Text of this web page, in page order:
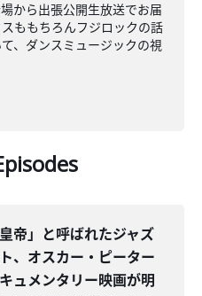
から出張公開生放送でお届
ももちろんフジロックの話
、ダンスミュージックの視
皇帝」と呼ばれたジャズ
、オスカー・ピーター
ュメンタリー映画が明